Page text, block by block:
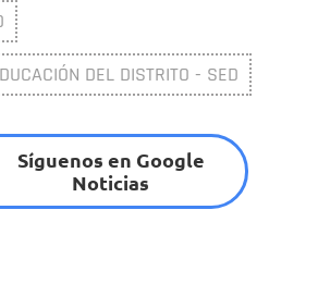
DEL DISTRITO - SED
Síguenos en Google
Noticias